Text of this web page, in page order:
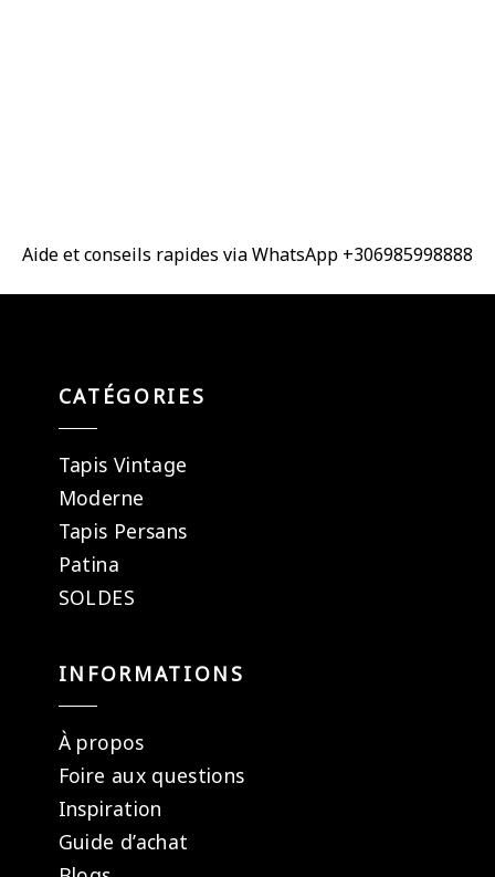
Aide et conseils rapides via WhatsApp +306985998888
CATÉGORIES
Tapis Vintage
Moderne
Tapis Persans
Patina
SOLDES
INFORMATIONS
À propos
Foire aux questions
Inspiration
Guide d’achat